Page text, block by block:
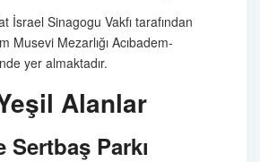
İsrael Sinagogu Vakfı tarafından
Musevi Mezarlığı Acıbadem-
yer almaktadır.
Alanlar
Sertbaş Parkı